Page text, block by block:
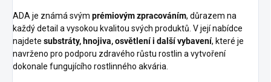
ADA je známá svým prémiovým zpracováním, důrazem na
každý detail a vysokou kvalitou svých produktů. V její nabídce
najdete substráty, hnojiva, osvětlení i další vybavení, které je
navrženo pro podporu zdravého růstu rostlin a vytvoření
dokonale fungujícího rostlinného akvária.